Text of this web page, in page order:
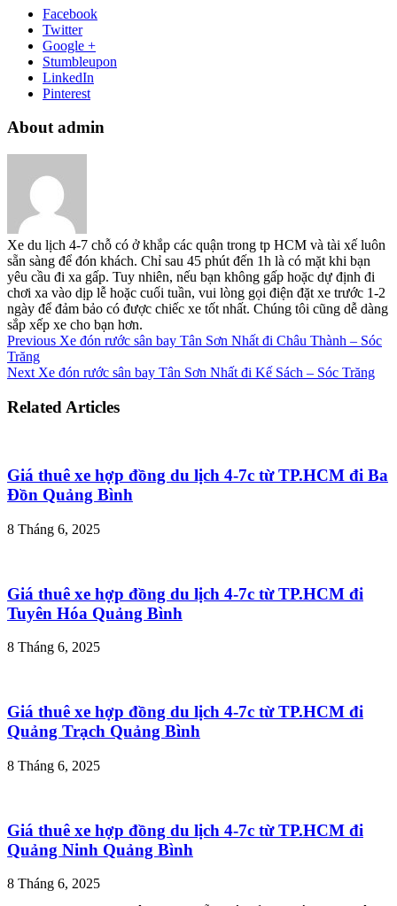
Facebook
Twitter
Google +
Stumbleupon
LinkedIn
Pinterest
About admin
Xe du lịch 4-7 chỗ có ở khắp các quận trong tp HCM và tài xế luôn
sẵn sàng để đón khách. Chỉ sau 45 phút đến 1h là có mặt khi bạn
yêu cầu đi xa gấp. Tuy nhiên, nếu bạn không gấp hoặc dự định đi
chơi xa vào dịp lễ hoặc cuối tuần, vui lòng gọi điện đặt xe trước 1-2
ngày để đảm bảo có được chiếc xe tốt nhất. Chúng tôi cũng dễ dàng
sắp xếp xe cho bạn hơn.
Previous Xe đón rước sân bay Tân Sơn Nhất đi Châu Thành – Sóc
Trăng
Next Xe đón rước sân bay Tân Sơn Nhất đi Kế Sách – Sóc Trăng
Related Articles
Giá thuê xe hợp đồng du lịch 4-7c từ TP.HCM đi Ba
Đồn Quảng Bình
8 Tháng 6, 2025
Giá thuê xe hợp đồng du lịch 4-7c từ TP.HCM đi
Tuyên Hóa Quảng Bình
8 Tháng 6, 2025
Giá thuê xe hợp đồng du lịch 4-7c từ TP.HCM đi
Quảng Trạch Quảng Bình
8 Tháng 6, 2025
Giá thuê xe hợp đồng du lịch 4-7c từ TP.HCM đi
Quảng Ninh Quảng Bình
8 Tháng 6, 2025